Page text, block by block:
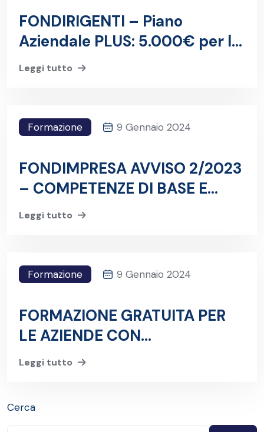
FONDIRIGENTI – Piano
Aziendale PLUS: 5.000€ per la
formazione dei Dirigenti
Leggi tutto
Formazione 9 Gennaio 2024
FONDIMPRESA AVVISO 2/2023
– COMPETENZE DI BASE E
TRASVERSALI
Leggi tutto
Formazione 9 Gennaio 2024
FORMAZIONE GRATUITA PER
LE AZIENDE CON
FONDOPROFESSIONI
Leggi tutto
Cerca